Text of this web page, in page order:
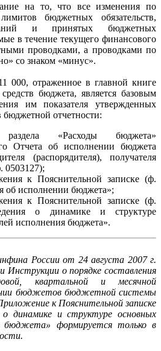
на то, что все изменения по
бюджетных обязательств,
и принятых бюджетных
в течение текущего финансового
проводками, а проводками по
со знаком «минус».
000, отраженное в главной книге
бюджета, является базовым
им показателя утвержденных
отчетности:
«Расходы бюджета»
Отчета об исполнении бюджета
(распорядителя), получателя
0503127);
к Пояснительной записке (ф.
об исполнении бюджета»;
к Пояснительной записке (ф.
о динамике и структуре
исполнения бюджета».
России от 24 августа 2007 г.
о порядке составления
квартальной и месячной
бюджетов бюджетной системы
к Пояснительной записке
динамике и структуре основных
бюджета» формируется только в